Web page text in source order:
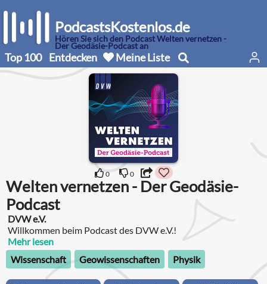
PodcastsKostenlos.de
Hören Sie sich den Podcast Welten vernetzen -
Der Geodäsie-Podcast an
Top 100 Entdecken Meine Liste
0 0
Welten vernetzen - Der Geodäsie-
Podcast
DVW e.V.
Willkommen beim Podcast des DVW e.V.!
Mehr lesen
Wissenschaft
Geowissenschaften Physik